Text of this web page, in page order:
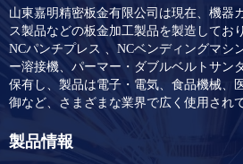
山東嘉明精密板金有限公司は現在、機器
ス製品などの板金加工製品を製造してお
NCパンチプレス 、NCベンディングマシ
ー溶接機、パーマー・ダブルベルトサン
保有し、製品は電子・電気、食品機械、
御など、さまざまな業界で広く使用され
製品情報